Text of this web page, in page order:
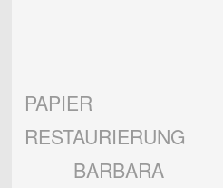
PAPIER
RESTAURIERUNG
BARBARA